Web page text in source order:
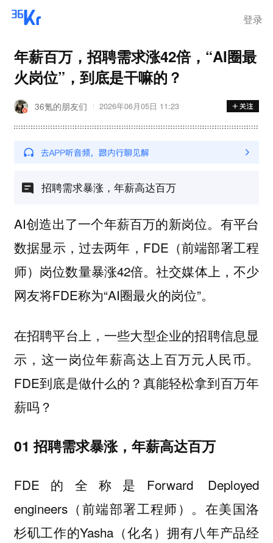
登录
年薪百万，招聘需求涨42倍，“AI圈最
火岗位”，到底是干嘛的？
36氪的朋友们 2026年06月05日 11:23
招聘需求暴涨，年薪高达百万
AI创造出了一个年薪百万的新岗位。有平台
数据显示，过去两年，FDE（前端部署工程
师）岗位数量暴涨42倍。社交媒体上，不少
网友将FDE称为“AI圈最火的岗位”。
在招聘平台上，一些大型企业的招聘信息显
示，这一岗位年薪高达上百万元人民币。
FDE到底是做什么的？真能轻松拿到百万年
薪吗？
01 招聘需求暴涨，年薪高达百万
FDE的全称是Forward Deployed
engineers（前端部署工程师）。在美国洛
杉矶工作的Yasha（化名）拥有八年产品经